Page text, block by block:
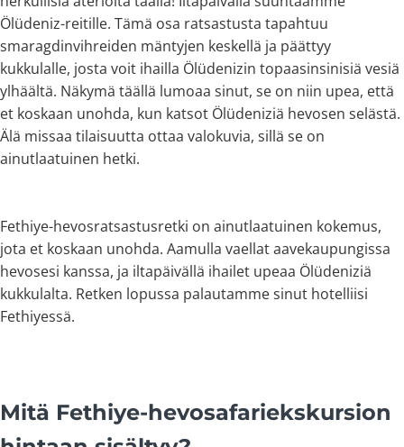
Ölüdeniz-reitille. Tämä osa ratsastusta tapahtuu
smaragdinvihreiden mäntyjen keskellä ja päättyy
kukkulalle, josta voit ihailla Ölüdenizin topaasinsinisiä vesiä
ylhäältä. Näkymä täällä lumoaa sinut, se on niin upea, että
et koskaan unohda, kun katsot Ölüdeniziä hevosen selästä.
Älä missaa tilaisuutta ottaa valokuvia, sillä se on
ainutlaatuinen hetki.
Fethiye-hevosratsastusretki on ainutlaatuinen kokemus,
jota et koskaan unohda. Aamulla vaellat aavekaupungissa
hevosesi kanssa, ja iltapäivällä ihailet upeaa Ölüdeniziä
kukkulalta. Retken lopussa palautamme sinut hotelliisi
Fethiyessä.
Mitä Fethiye-hevosafariekskursion